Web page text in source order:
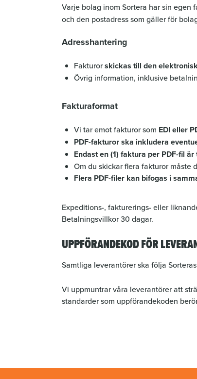
Varje bolag inom Sortera har sin egen
och den postadress som gäller för
Adresshantering
Fakturorskickas till den
Övrig information, inklusive
Fakturaformat
Vi tar emot fakturor som EDI eller
PDF-fakturor ska inkludera
Endast en (1) faktura per PDF-fil
Om du skickar flera fakturor måste
Flera PDF-filer kan bifogas i
Expeditions-, fakturerings- eller
Betalningsvillkor 30 dagar.
UPPFÖRANDEKOD FÖR
Samtliga leverantörer ska följa
Vi uppmuntrar våra leverantörer att
standarder som uppförandekoden